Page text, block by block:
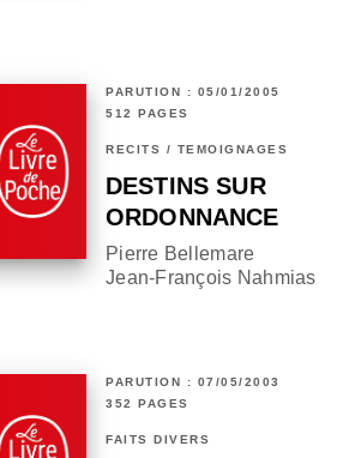
PARUTION : 05/01/2005
512 PAGES
RÉCITS / TÉMOIGNAGES
DESTINS SUR
ORDONNANCE
Pierre Bellemare
Jean-François Nahmias
PARUTION : 07/05/2003
352 PAGES
FAITS DIVERS